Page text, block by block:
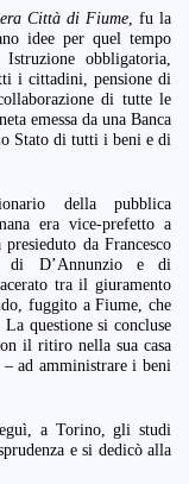
Città di Fiume , fu la
idee per quel tempo
obbligatoria,
i cittadini, pensione di
di tutte le
emessa da una Banca
Stato di tutti i beni e di
della pubblica
era vice-prefetto a
da Francesco
di D’Annunzio e di
tra il giuramento
fuggito a Fiume, che
questione si concluse
il ritiro nella sua casa
ad amministrare i beni
a Torino, gli studi
e si dedicò alla